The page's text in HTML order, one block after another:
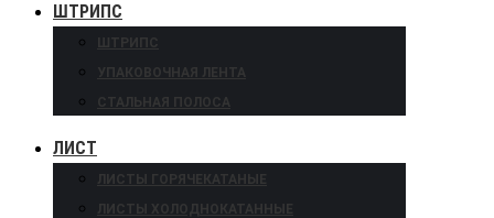
ШТРИПС
ШТРИПС
УПАКОВОЧНАЯ ЛЕНТА
СТАЛЬНАЯ ПОЛОСА
ЛИСТ
ЛИСТЫ ГОРЯЧЕКАТАНЫЕ
ЛИСТЫ ХОЛОДНОКАТАННЫЕ